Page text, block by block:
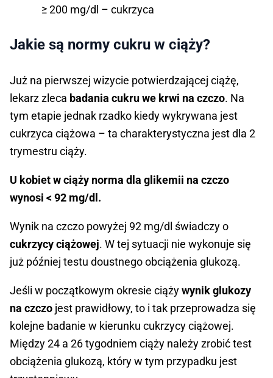
≥ 200 mg/dl – cukrzyca
Jakie są normy cukru w ciąży?
Już na pierwszej wizycie potwierdzającej ciążę,
lekarz zleca badania cukru we krwi na czczo. Na
tym etapie jednak rzadko kiedy wykrywana jest
cukrzyca ciążowa – ta charakterystyczna jest dla 2
trymestru ciąży.
U kobiet w ciąży norma dla glikemii na czczo
wynosi < 92 mg/dl.
Wynik na czczo powyżej 92 mg/dl świadczy o
cukrzycy ciążowej. W tej sytuacji nie wykonuje się
już później testu doustnego obciążenia glukozą.
Jeśli w początkowym okresie ciążywynik glukozy
na czczo jest prawidłowy, to i tak przeprowadza się
kolejne badanie w kierunku cukrzycy ciążowej.
Między 24 a 26 tygodniem ciąży należy zrobić test
obciążenia glukozą, który w tym przypadku jest